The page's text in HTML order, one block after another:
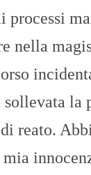
processi
nella
sollevata la
reato.